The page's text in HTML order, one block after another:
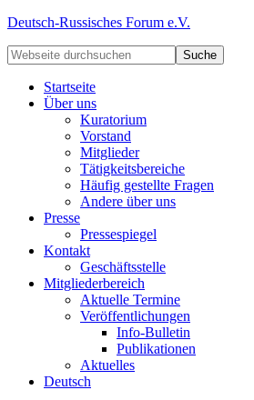
Deutsch-Russisches Forum e.V.
Startseite
Über uns
Kuratorium
Vorstand
Mitglieder
Tätigkeitsbereiche
Häufig gestellte Fragen
Andere über uns
Presse
Pressespiegel
Kontakt
Geschäftsstelle
Mitgliederbereich
Aktuelle Termine
Veröffentlichungen
Info-Bulletin
Publikationen
Aktuelles
Deutsch